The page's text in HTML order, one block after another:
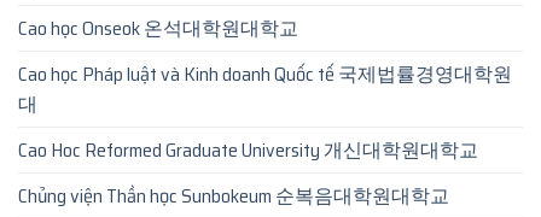
Cao học Onseok 온석대학원대학교
Cao học Pháp luật và Kinh doanh Quốc tế 국제법률경영대학원
대
Cao Hoc Reformed Graduate University 개신대학원대학교
Chủng viện Thần học Sunbokeum 순복음대학원대학교